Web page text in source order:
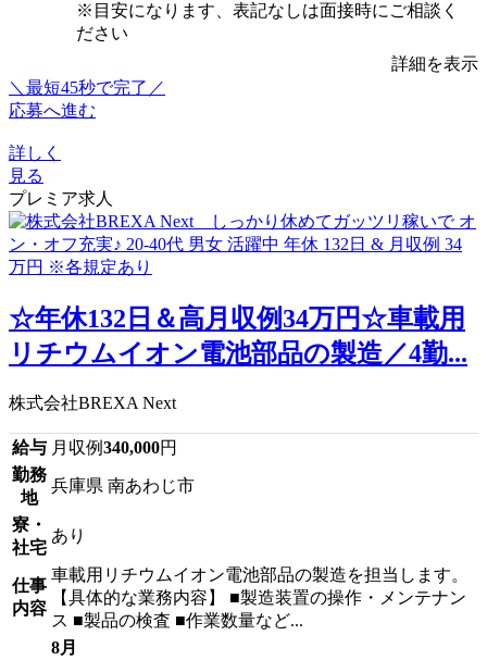
※目安になります、表記なしは面接時にご相談く
ださい
詳細を表示
＼最短45秒で完了／
応募へ進む
詳しく
見る
プレミア求人
☆年休132日＆高月収例34万円☆車載用
リチウムイオン電池部品の製造／4勤...
株式会社BREXA Next
給与 月収例340,000円
勤務
地
兵庫県 南あわじ市
寮・
社宅
あり
仕事
内容
車載用リチウムイオン電池部品の製造を担当します。
【具体的な業務内容】 ■製造装置の操作・メンテナン
ス ■製品の検査 ■作業数量など...
8月